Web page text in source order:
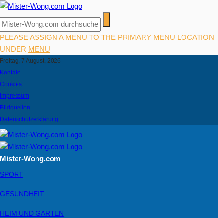
PLEASE ASSIGN A MENU TO THE PRIMARY MENU LOCATION
UNDER MENU
Freitag, 7 August, 2026
Kontakt
Cookies
Impressum
Bildquellen
Datenschutzerklärung
Mister-Wong.com
SPORT
GESUNDHEIT
HEIM UND GARTEN